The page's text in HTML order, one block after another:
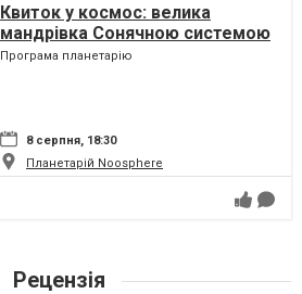
Квиток у космос: велика
мандрівка Сонячною системою
Програма планетарію
8 серпня, 18:30
Планетарій Noosphere
Рецензія